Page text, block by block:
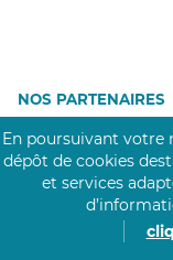
NOS PARTENAIRES
Click&Care est
Caisse des Dépôts et
En poursuivant votre
dépôt de cookies
et services